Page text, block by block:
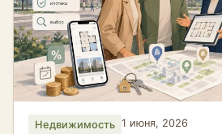
Недвижимость 1 июня, 2026